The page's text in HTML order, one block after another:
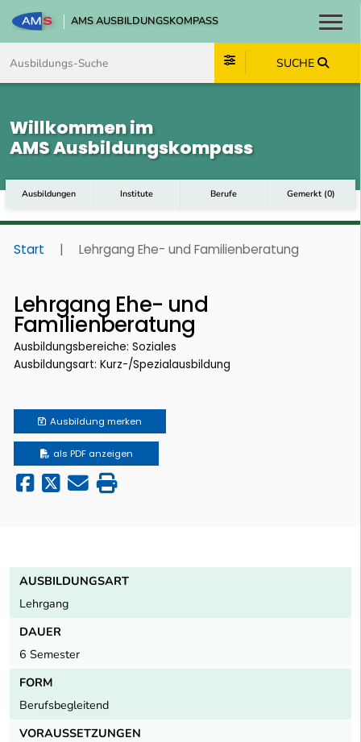
AMS AUSBILDUNGSKOMPASS
SUCHE
Willkommen im
AMS Ausbildungskompass
Ausbildungen Institute Berufe Gemerkt (0)
Start | Lehrgang Ehe- und Familienberatung
Lehrgang Ehe- und
Familienberatung
Ausbildungsbereiche: Soziales
Ausbildungsart: Kurz-/Spezialausbildung
Ausbildung merken
als PDF anzeigen
AUSBILDUNGSART
Lehrgang
DAUER
6 Semester
FORM
Berufsbegleitend
VORAUSSETZUNGEN